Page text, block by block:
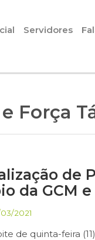
Servidores
Força
de
da GCM
2021
de quinta-feira